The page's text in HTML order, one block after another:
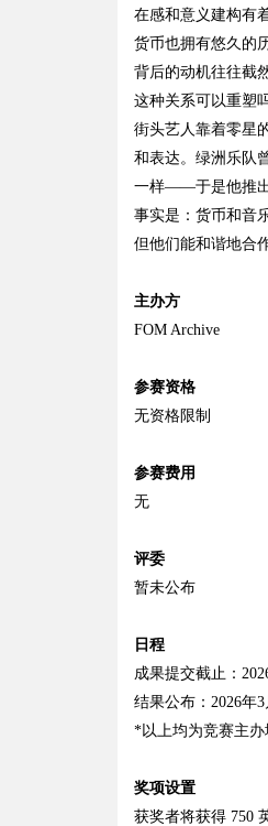
在感和意义建构有
货币也拥有悠久的
背后的动机往往截
这种关系可以重塑
街头艺人靠着零星
和表达。绿洲乐队
一样——于是他推出
事实是：货币和音
但他们能和谐地合
主办方
FOM Archive
参赛资格
无资格限制
参赛费用
无
评委
暂未公布
日程
成果提交截止：
结果公布：2026年3
*以上均为竞赛主办
奖项设置
获奖者将获得 750